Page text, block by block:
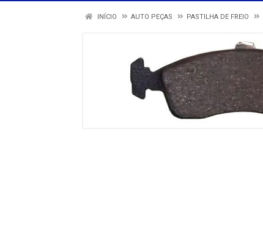
INÍCIO AUTO PEÇAS PASTILHA DE FREIO